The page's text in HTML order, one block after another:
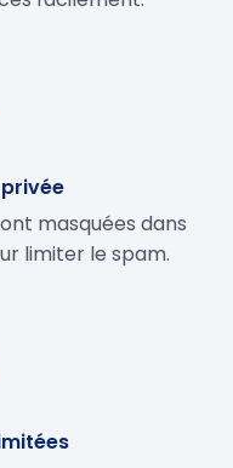
masquées dans
limiter le spam.